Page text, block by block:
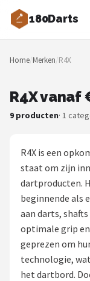
180Darts
Zoeken
NAVIGATIE
Merken
Blog
Dartspelers
Toernooien
Spelregels
Uitgooilijst
Home/Merken/R4X
R4X vanaf
9 producten· 1
R4X is een
staat om zijn
dartproducten.
beginnende als
aan darts,
optimale grip
geprezen om
technologie,
het dartbord.